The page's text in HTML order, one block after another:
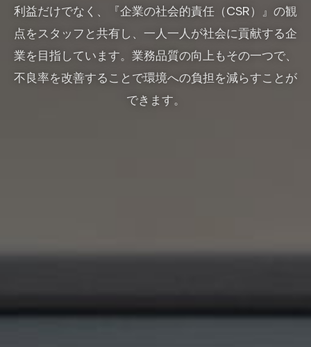
利益だけでなく、『企業の社会的責任（CSR）』の観
点をスタッフと共有し、一人一人が社会に貢献する企
業を目指しています。業務品質の向上もその一つで、
不良率を改善することで環境への負担を減らすことが
できます。